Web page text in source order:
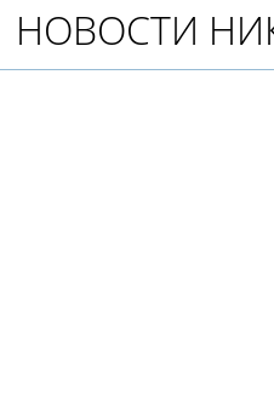
НОВОСТИ